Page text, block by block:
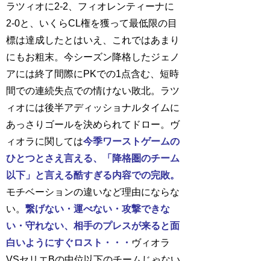
ラツィオに2-2、フィオレンティーナに
2-0と、いくらCL権を獲って最低限の目
標は達成したとはいえ、これではあまり
にもお粗末。今シーズン降格したジェノ
アには終了間際にPKでの1点含む、短時
間での連続失点での情けない敗北。ラツ
ィオには後半アディッショナルタイムに
あっさりゴールを決められてドロー。ヴ
ィオラに関しては今季ワーストゲームの
ひとつとさえ言える、「降格圏のチーム
以下」と言える酷すぎる内容での完敗。
モチベーションの違いなど理由にならな
い。繋げない・運べない・攻撃できな
い・守れない、相手のプレスが来ると面
白いようにすぐロスト・・・ ヴィオラ